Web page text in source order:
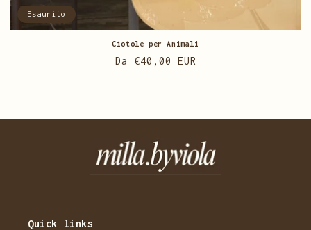
Esaurito
Ciotole per Animali
Prezzo
Da €40,00 EUR
Quick links